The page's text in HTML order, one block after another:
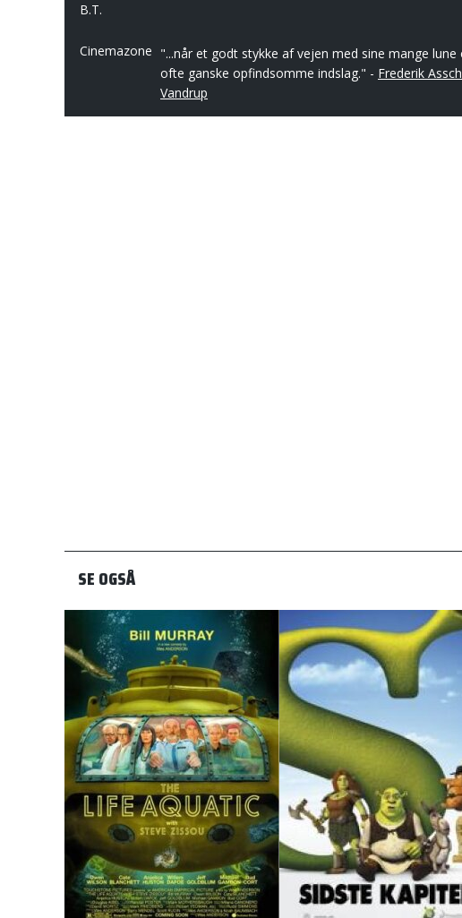
B.T.
Cinemazone "...når et godt stykke af vejen med sine mange lune
ofte ganske opfindsomme indslag." - Frederik
Vandrup
SE OGSÅ